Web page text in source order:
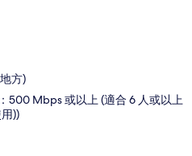
方)
500 Mbps 或以上 (適合 6 人或以上
))